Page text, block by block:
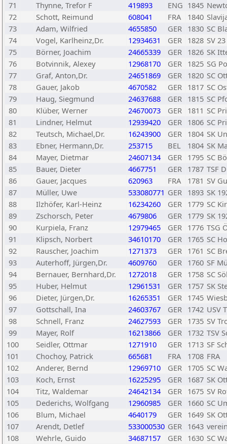
71 Thynne, Trefor F 419893 ENG 1845
72
Schott, Reimund 608041 FRA 1840
73
Adam, Wilfried 4655850 GER 1830 SC
74
Vogel, Karlheinz,Dr. 12934631 GER 1828 SV
75
Börner, Joachim 24665339 GER 1826 SK
76
Botvinnik, Alexey 12968170 GER 1825 SG
77
Graf, Anton,Dr. 24651869 GER 1820 SC
78
Gauer, Jakob 4670582 GER 1817 SC
79
Haug, Siegmund 24637688 GER 1815 SC
80
Klüber, Werner 24670073 GER 1811 SC
81
Lindner, Helmut 12939420 GER 1806 SC
82
Teutsch, Michael,Dr. 16243900 GER 1804 SK
83
Ebner, Hermann,Dr. 253715 BEL 1804 SK
84
Mayer, Dietmar 24607134 GER 1795 SC
85
Bauer, Dieter 4667751 GER 1787 TSF
86
Gauer, Jacques 620963 FRA 1781 SV
87
Müller, Uwe 533080771 GER 1893 SK
88
Ilzhöfer, Karl-Heinz 16234260 GER 1779 SC
89
Zschorsch, Peter 4679806 GER 1779 SK
90
Kurpiela, Franz 12979465 GER 1776 TSG
91
Klipsch, Norbert 34610170 GER 1765 SC
92
Rauscher, Joachim 1271373 GER 1761 SC
93
Auterhoff, Jürgen,Dr. 4609760 GER 1760 SF
94
Bernauer, Bernhard,Dr. 1272018 GER 1758 SC
95
Huber, Helmut 12961531 GER 1757 SK
96
Dieter, Jürgen,Dr. 16265351 GER 1745
97
Gottschall, Ina 24603767 GER 1742 USV
98
Schnell, Franz 24627593 GER 1735 SV
99
Mayer, Rolf 16213866 GER 1732 TSV
100
Seidler, Ottmar 1271910 GER 1713 SF
101
Chochoy, Patrick 665681 FRA 1708 FRA
102
Anderer, Bernd 12969710 GER 1705 SC
103
Koch, Ernst 16225295 GER 1687 SK
104
Titz, Waldemar 24642134 GER 1675 SV
105
Dederichs, Wolfgang 12960985 GER 1660 SC
106
Blum, Michael 4640179 GER 1649 SK
107
Arendt, Detlef 533000530 GER 1643
108
Wehrle, Guido 34687157 GER 1630 SC